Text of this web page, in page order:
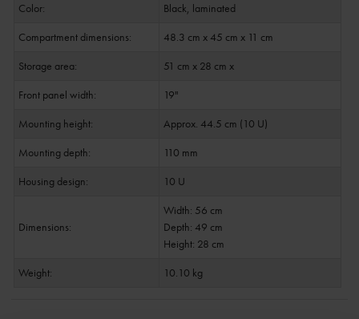
Color:
Black, laminated
Compartment dimensions:
48.3 cm x 45 cm x 11 cm
Storage area:
51 cm x 28 cm x
Front panel width:
19"
Mounting height:
Approx. 44.5 cm (10 U)
Mounting depth:
110 mm
Housing design:
10 U
Dimensions:
Width: 56 cm
Depth: 49 cm
Height: 28 cm
Weight:
10.10 kg